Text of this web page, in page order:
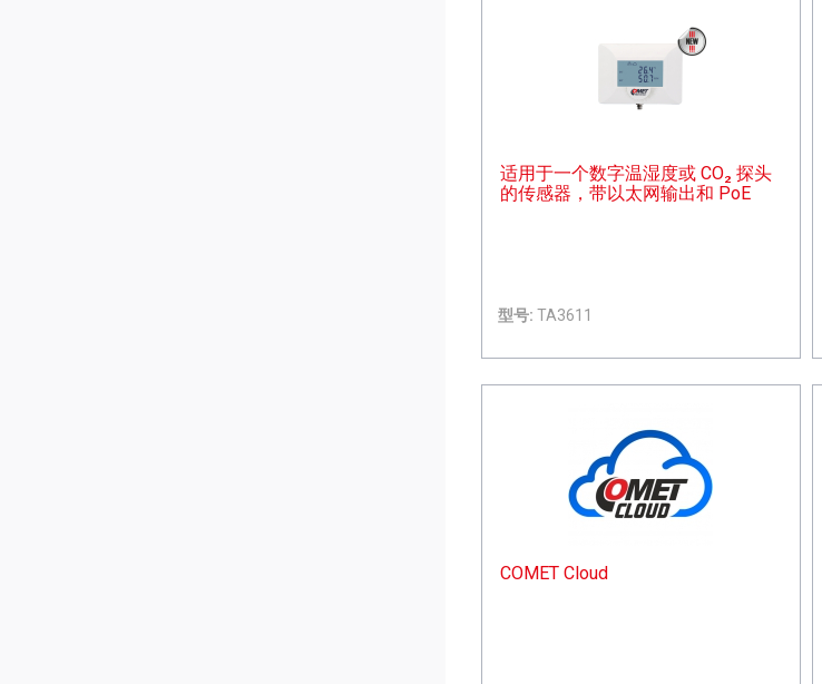
适用于一个数字温湿度或 CO₂ 探头
的传感器，带以太网输出和 PoE
型号: TA3611
COMET Cloud